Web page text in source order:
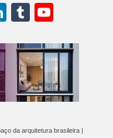
LinkedIn
Tumblr
da arquitetura brasileira |